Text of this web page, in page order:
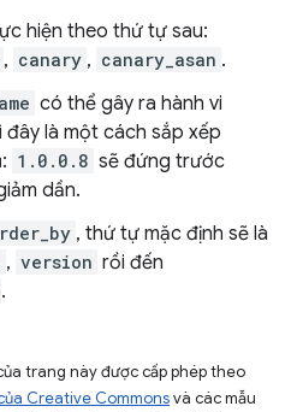
hiện theo thứ tự sau:
, canary , canary_asan .
có thể gây ra hành vi
là một cách sắp xếp
1.0.0.8 sẽ đứng trước
dần.
, thứ tự mặc định sẽ là
, version rồi đến
.
trang này được cấp phép theo
Creative Commonsvà các mẫu